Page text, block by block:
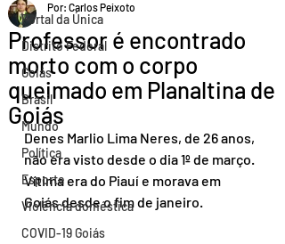
Portal da Única
Distrito Federal
Goiás
Brasil
Mundo
Política
Esporte
Violência doméstica
COVID-19 Goiás
Professor é encontrado
morto com o corpo
queimado em Planaltina de
Goiás
Por: Carlos Peixoto
Denes Marlio Lima Neres, de 26 anos,
não era visto desde o dia 1º de março.
Vítima era do Piauí e morava em
Goiás desde o fim de janeiro.